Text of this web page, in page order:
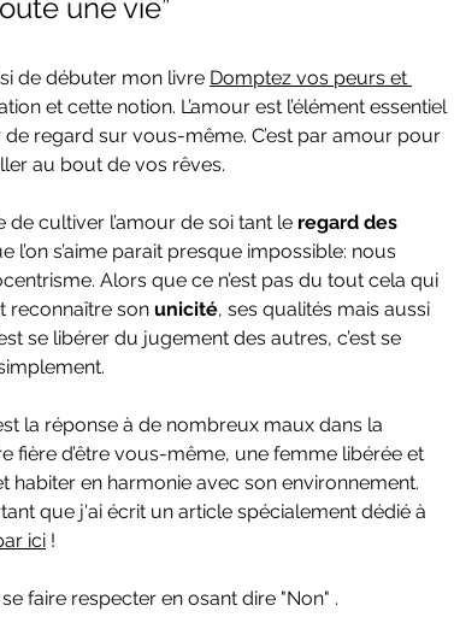
une vie”
de débuter mon livre Domptez vos peurs et
et cette notion. L’amour est l’élément essentiel
regard sur vous-même. C’est par amour pour
au bout de vos rêves.
de cultiver l’amour de soi tant le regard des
l’on s’aime parait presque impossible: nous
Alors que ce n’est pas du tout cela qui
reconnaître son unicité, ses qualités mais aussi
se libérer du jugement des autres, c’est se
la réponse à de nombreux maux dans la
fière d’être vous-même, une femme libérée et
habiter en harmonie avec son environnement.
que j'ai écrit un article spécialement dédié à
ici !
faire respecter en osant dire "Non" .